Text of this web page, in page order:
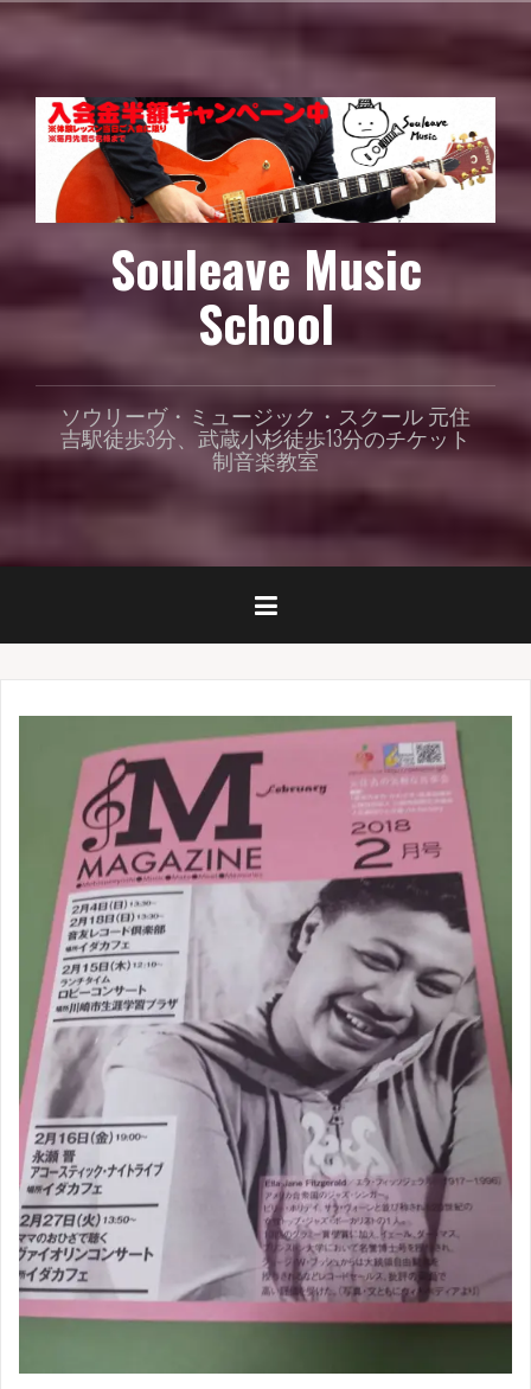
テ
Souleave Music
School
ソウリーヴ・ミュージック・スクール 元住
吉駅徒歩3分、武蔵小杉徒歩13分のチケット
制音楽教室